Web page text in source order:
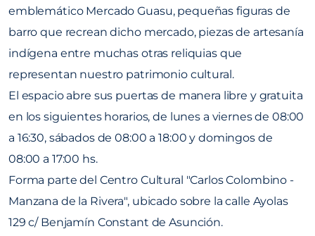
emblemático Mercado Guasu, pequeñas figuras de
barro que recrean dicho mercado, piezas de artesanía
indígena entre muchas otras reliquias que
representan nuestro patrimonio cultural.
El espacio abre sus puertas de manera libre y gratuita
en los siguientes horarios, de lunes a viernes de 08:00
a 16:30, sábados de 08:00 a 18:00 y domingos de
08:00 a 17:00 hs.
Forma parte del Centro Cultural "Carlos Colombino -
Manzana de la Rivera", ubicado sobre la calle Ayolas
129 c/ Benjamín Constant de Asunción.